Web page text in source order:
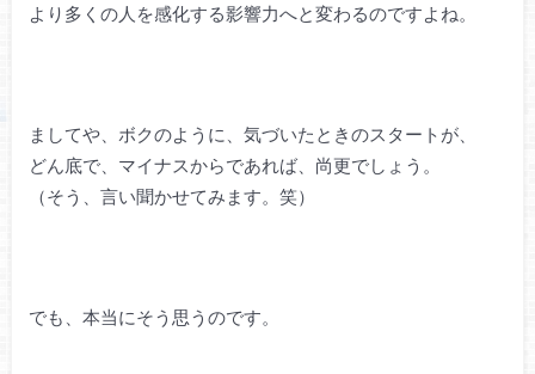
より多くの人を感化する影響力へと変わるのですよね。
ましてや、ボクのように、気づいたときのスタートが、
どん底で、マイナスからであれば、尚更でしょう。
（そう、言い聞かせてみます。笑）
でも、本当にそう思うのです。